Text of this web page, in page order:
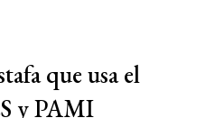
que usa el
y PAMI